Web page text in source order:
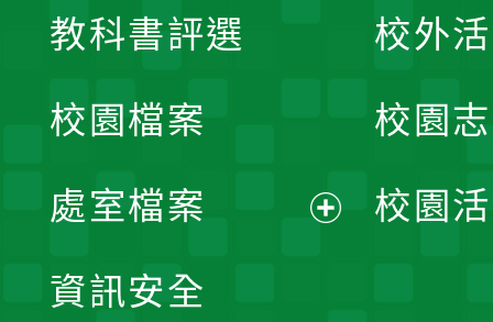
單
教科書評選
校園檔案
處室檔案
資訊安全
校外
校園
校園